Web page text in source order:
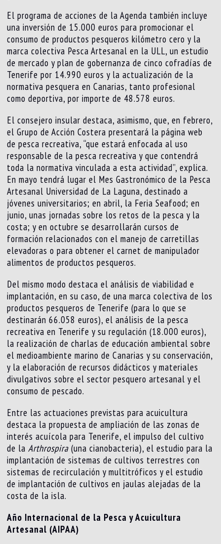
El programa de acciones de la Agenda también incluye
una inversión de 15.000 euros para promocionar el
consumo de productos pesqueros kilómetro cero y la
marca colectiva Pesca Artesanal en la ULL, un estudio
de mercado y plan de gobernanza de cinco cofradías de
Tenerife por 14.990 euros y la actualización de la
normativa pesquera en Canarias, tanto profesional
como deportiva, por importe de 48.578 euros.
El consejero insular destaca, asimismo, que, en febrero,
el Grupo de Acción Costera presentará la página web
de pesca recreativa, “que estará enfocada al uso
responsable de la pesca recreativa y que contendrá
toda la normativa vinculada a esta actividad”, explica.
En mayo tendrá lugar el Mes Gastronómico de la Pesca
Artesanal Universidad de La Laguna, destinado a
jóvenes universitarios; en abril, la Feria Seafood; en
junio, unas jornadas sobre los retos de la pesca y la
costa; y en octubre se desarrollarán cursos de
formación relacionados con el manejo de carretillas
elevadoras o para obtener el carnet de manipulador
alimentos de productos pesqueros.
Del mismo modo destaca el análisis de viabilidad e
implantación, en su caso, de una marca colectiva de los
productos pesqueros de Tenerife (para lo que se
destinarán 66.058 euros), el análisis de la pesca
recreativa en Tenerife y su regulación (18.000 euros),
la realización de charlas de educación ambiental sobre
el medioambiente marino de Canarias y su conservación,
y la elaboración de recursos didácticos y materiales
divulgativos sobre el sector pesquero artesanal y el
consumo de pescado.
Entre las actuaciones previstas para acuicultura
destaca la propuesta de ampliación de las zonas de
interés acuícola para Tenerife, el impulso del cultivo
de laArthrospira (una cianobacteria), el estudio para la
implantación de sistemas de cultivos terrestres con
sistemas de recirculación y multitróficos y el estudio
de implantación de cultivos en jaulas alejadas de la
costa de la isla.
Año Internacional de la Pesca y Acuicultura
Artesanal (AIPAA)